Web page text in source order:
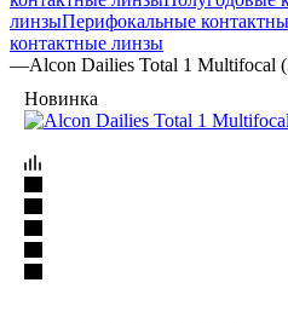
линзыПерифокальные
контактные линзы
—Alcon Dailies Total 1 Multifocal
Новинка